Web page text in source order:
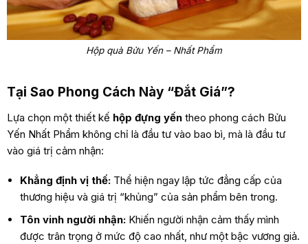
Hộp quà Bửu Yến – Nhất Phẩm
Tại Sao Phong Cách Này “Đắt Giá”?
Lựa chọn một thiết kế hộp đựng yếntheo phong cách Bửu
Yến Nhất Phẩm không chỉ là đầu tư vào bao bì, mà là đầu tư
vào giá trị cảm nhận:
Khẳng định vị thế: Thể hiện ngay lập tức đẳng cấp của
thương hiệu và giá trị “khủng” của sản phẩm bên trong.
Tôn vinh người nhận: Khiến người nhận cảm thấy mình
được trân trọng ở mức độ cao nhất, như một bậc vương giả.